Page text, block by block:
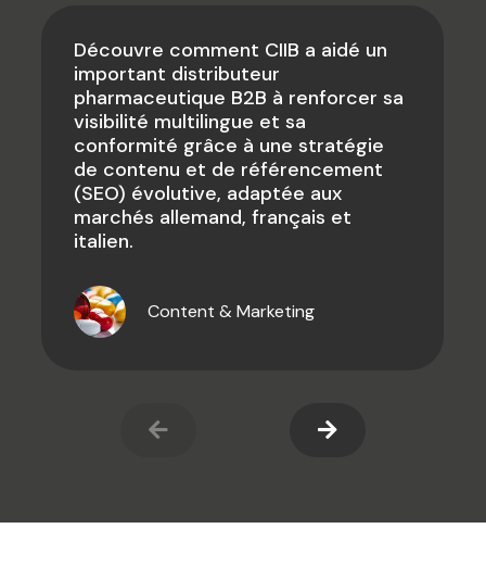
Découvre comment CIIB a aidé un
important distributeur
pharmaceutique B2B à renforcer sa
visibilité multilingue et sa
conformité grâce à une stratégie
de contenu et de référencement
(SEO) évolutive, adaptée aux
marchés allemand, français et
italien.
Content & Marketing